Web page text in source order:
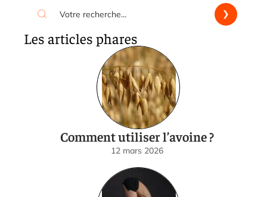
Les articles phares
Comment utiliser l’avoine ?
12 mars 2026